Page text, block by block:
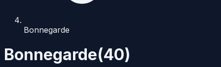
Bonnegarde
Bonnegarde(40)